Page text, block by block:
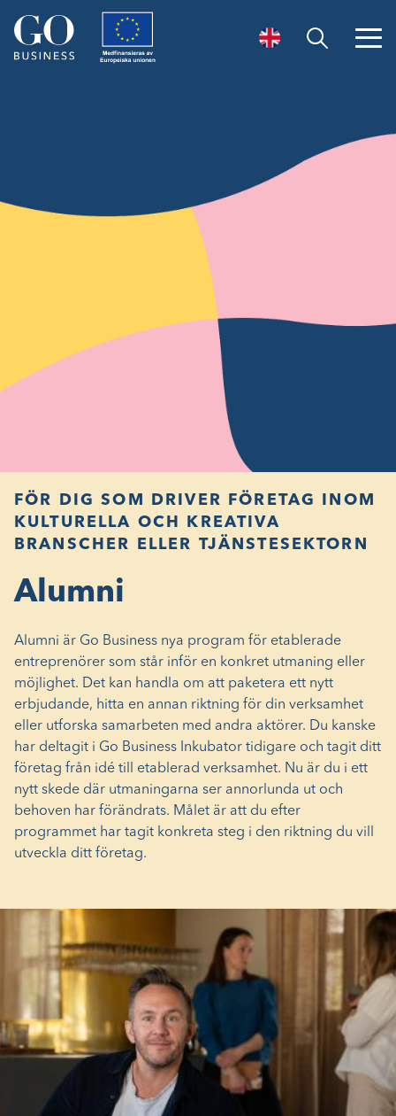
Öppna sök
FÖR DIG SOM DRIVER FÖRETAG INOM
KULTURELLA OCH KREATIVA
BRANSCHER ELLER TJÄNSTESEKTORN
Alumni
Alumni är Go Business nya program för etablerade
entreprenörer som står inför en konkret utmaning eller
möjlighet. Det kan handla om att paketera ett nytt
erbjudande, hitta en annan riktning för din verksamhet
eller utforska samarbeten med andra aktörer. Du kanske
har deltagit i Go Business Inkubator tidigare och tagit ditt
företag från idé till etablerad verksamhet. Nu är du i ett
nytt skede där utmaningarna ser annorlunda ut och
behoven har förändrats. Målet är att du efter
programmet har tagit konkreta steg i den riktning du vill
utveckla ditt företag.